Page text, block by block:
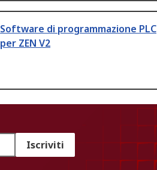
Software di programmazione PLC
per ZEN V2
Iscriviti